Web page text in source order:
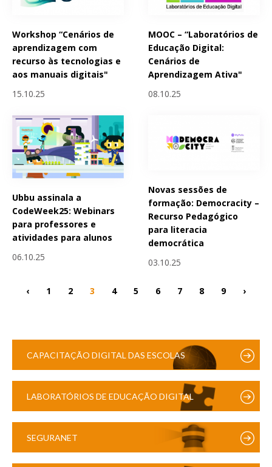
Workshop “Cenários de
aprendizagem com
recurso às tecnologias e
aos manuais digitais"
15.10.25
MOOC – “Laboratórios de
Educação Digital:
Cenários de
Aprendizagem Ativa"
08.10.25
Ubbu assinala a
CodeWeek25: Webinars
para professores e
atividades para alunos
06.10.25
Novas sessões de
formação: Democracity –
Recurso Pedagógico
para literacia
democrática
03.10.25
‹ 1 2 3 4 5 6 7 8 9 ›
CAPACITAÇÃO DIGITAL DAS ESCOLAS
LABORATÓRIOS DE EDUCAÇÃO DIGITAL
SEGURANET